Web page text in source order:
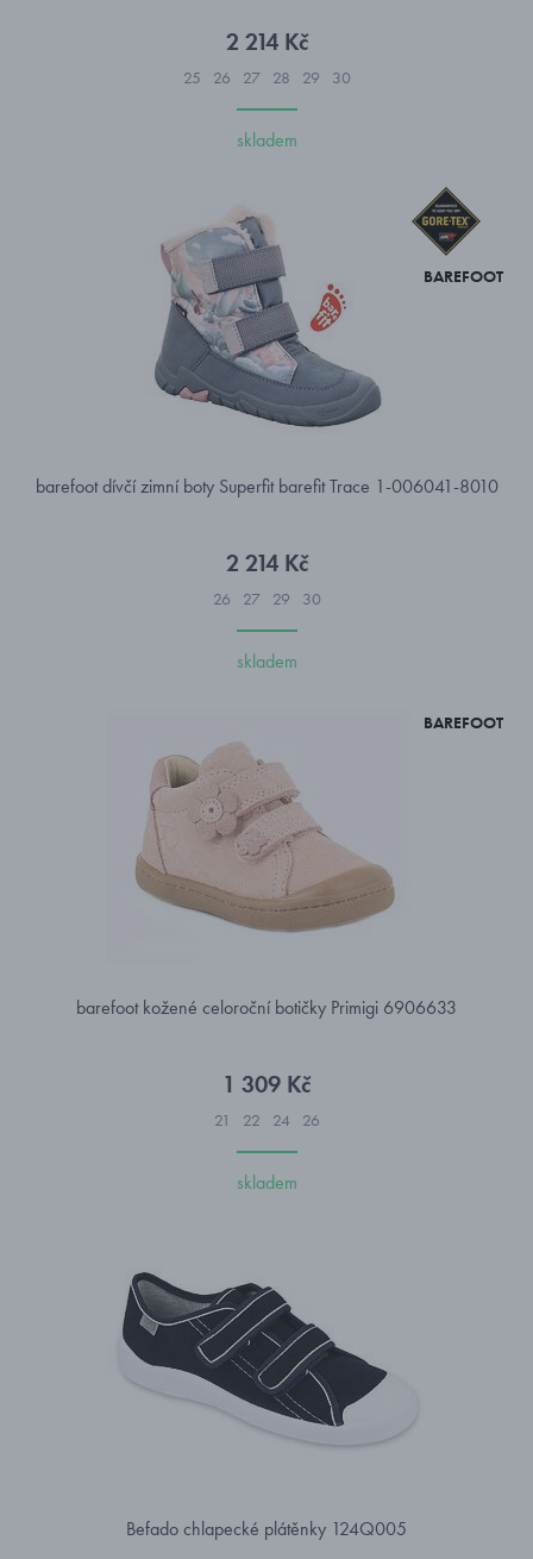
2 214 Kč
25 26 27 28 29 30
skladem
BAREFOOT
barefoot dívčí zimní boty Superfit barefit Trace 1-006041-8010
2 214 Kč
26 27 29 30
skladem
BAREFOOT
barefoot kožené celoroční botičky Primigi 6906633
1 309 Kč
21 22 24 26
skladem
Befado chlapecké plátěnky 124Q005